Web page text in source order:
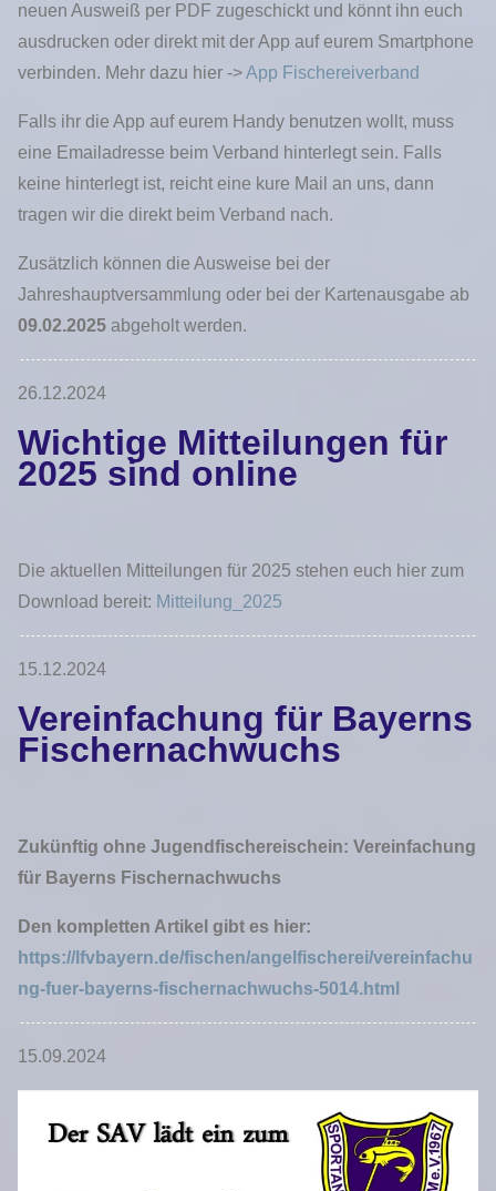
neuen Ausweiß per PDF zugeschickt und könnt ihn euch
ausdrucken oder direkt mit der App auf eurem Smartphone
verbinden. Mehr dazu hier ->App Fischereiverband
Falls ihr die App auf eurem Handy benutzen wollt, muss
eine Emailadresse beim Verband hinterlegt sein. Falls
keine hinterlegt ist, reicht eine kure Mail an uns, dann
tragen wir die direkt beim Verband nach.
Zusätzlich können die Ausweise bei der
Jahreshauptversammlung oder bei der Kartenausgabe ab
09.02.2025 abgeholt werden.
26.12.2024
Wichtige Mitteilungen für
2025 sind online
Die aktuellen Mitteilungen für 2025 stehen euch hier zum
Download bereit: Mitteilung_2025
15.12.2024
Vereinfachung für Bayerns
Fischernachwuchs
Zukünftig ohne Jugendfischereischein: Vereinfachung
für Bayerns Fischernachwuchs
Den kompletten Artikel gibt es hier:
https://lfvbayern.de/fischen/angelfischerei/vereinfachu
ng-fuer-bayerns-fischernachwuchs-5014.html
15.09.2024